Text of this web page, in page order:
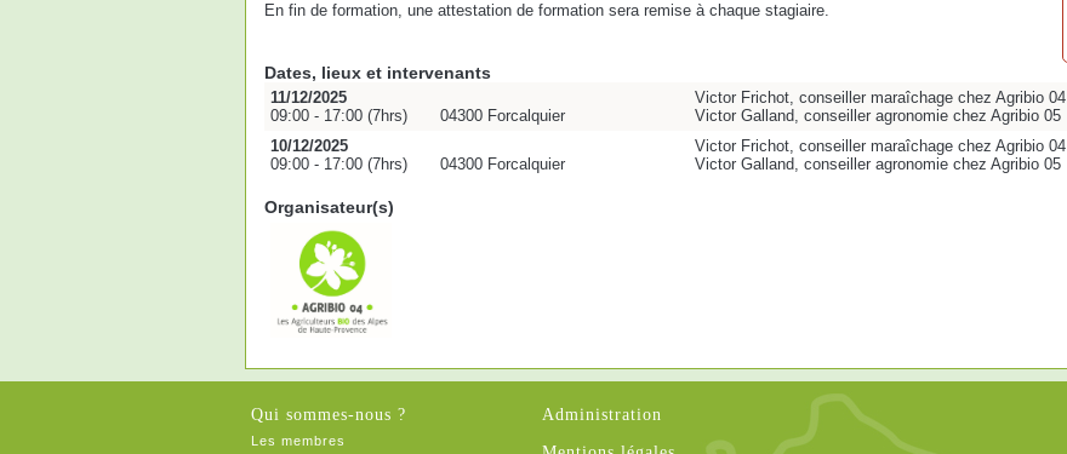
En fin de formation, une attestation de formation sera remise à chaque stagiaire.
Dates, lieux et intervenants
11/12/2025
09:00 - 17:00 (7hrs)
04300 Forcalquier
Victor Frichot, conseiller maraîchage chez Agribio 04
Victor Galland, conseiller agronomie chez Agribio 05
10/12/2025
09:00 - 17:00 (7hrs)
04300 Forcalquier
Victor Frichot, conseiller maraîchage chez Agribio 04
Victor Galland, conseiller agronomie chez Agribio 05
Organisateur(s)
Qui sommes-nous ?
Les membres
Administration